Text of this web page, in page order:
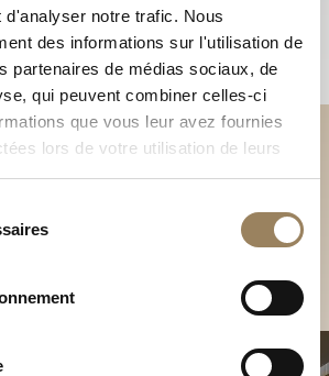
d'analyser notre trafic. Nous
des informations sur l'utilisation de
partenaires de médias sociaux, de
qui peuvent combiner celles-ci
que vous leur avez fournies
lors de votre utilisation de leurs
nos collections
Boutique